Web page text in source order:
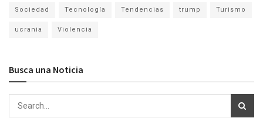
Sociedad Tecnología Tendencias trump Turismo
ucrania Violencia
Busca una Noticia